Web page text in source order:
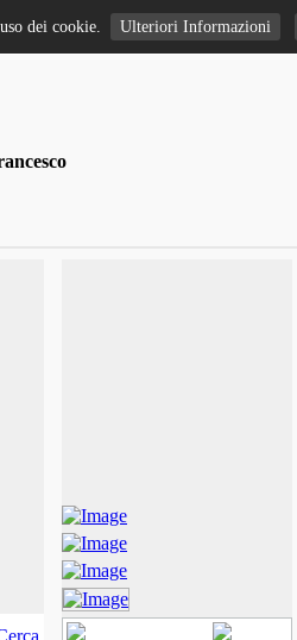
dei cookie. Ulteriori Informazioni